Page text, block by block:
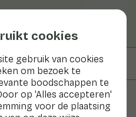
cookies
gebruik van cookies
om bezoek te
boodschappen te
op 'Alles accepteren'
voor de plaatsing